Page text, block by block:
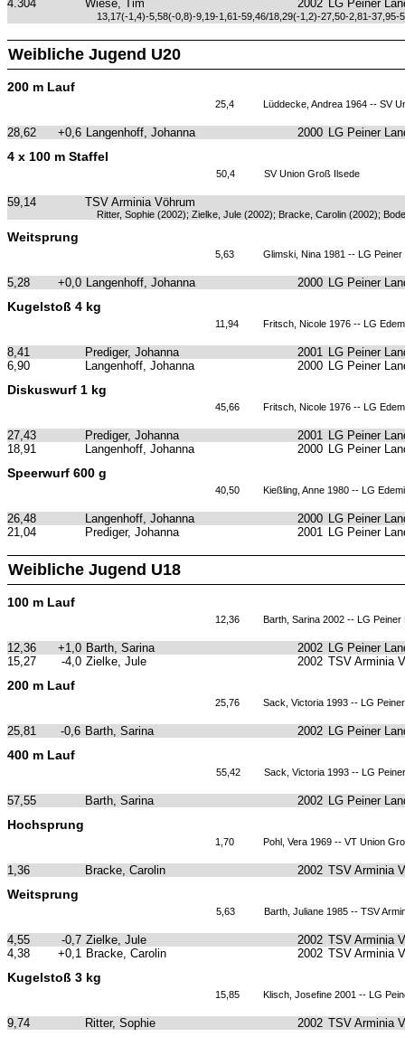
4.304 Wiese, Tim 2002 LG Peiner
13,17(-1,4)-5,58(-0,8)-9,19-1,61-59,46/18,29(-1,2)-27,50-2,81-37,95-
Weibliche Jugend U20
200 m Lauf
25,4 Lüddecke, Andrea 1964 -- SV
28,62 +0,6 Langenhoff, Johanna 2000 LG Peiner
4 x 100 m Staffel
50,4 SV Union Groß Ilsede
59,14 TSV Arminia Vöhrum
Ritter, Sophie (2002); Zielke, Jule (2002); Bracke, Carolin (2002);
Weitsprung
5,63 Glimski, Nina 1981 -- LG Peiner
5,28 +0,0 Langenhoff, Johanna 2000 LG Peiner
Kugelstoß 4 kg
11,94 Fritsch, Nicole 1976 -- LG
8,41 Prediger, Johanna 2001 LG Peiner
6,90
Langenhoff, Johanna 2000 LG Peiner
Diskuswurf 1 kg
45,66 Fritsch, Nicole 1976 -- LG
27,43 Prediger, Johanna 2001 LG Peiner
18,91
Langenhoff, Johanna 2000 LG Peiner
Speerwurf 600 g
40,50 Kießling, Anne 1980 -- LG
26,48 Langenhoff, Johanna 2000 LG Peiner
21,04
Prediger, Johanna 2001 LG Peiner
Weibliche Jugend U18
100 m Lauf
12,36 Barth, Sarina 2002 -- LG Peiner
12,36 +1,0 Barth, Sarina 2002 LG Peiner
15,27
-4,0 Zielke, Jule 2002 TSV Arminia
200 m Lauf
25,76 Sack, Victoria 1993 -- LG
25,81 -0,6 Barth, Sarina 2002 LG Peiner
400 m Lauf
55,42 Sack, Victoria 1993 -- LG
57,55 Barth, Sarina 2002 LG Peiner
Hochsprung
1,70 Pohl, Vera 1969 -- VT Union
1,36 Bracke, Carolin 2002 TSV Arminia
Weitsprung
5,63 Barth, Juliane 1985 -- TSV
4,55 -0,7 Zielke, Jule 2002 TSV Arminia
4,38
+0,1 Bracke, Carolin 2002 TSV Arminia
Kugelstoß 3 kg
15,85 Klisch, Josefine 2001 -- LG
9,74 Ritter, Sophie 2002 TSV Arminia